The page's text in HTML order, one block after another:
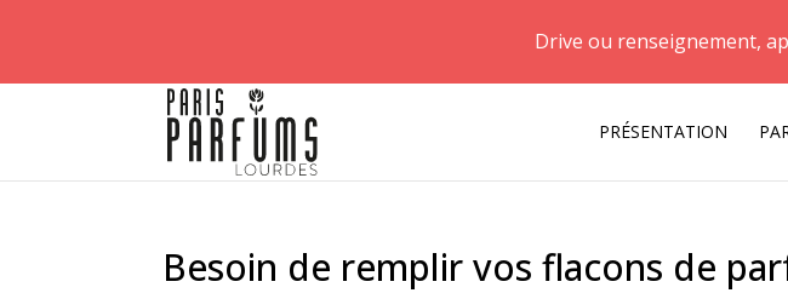
PRÉSENTATION
Besoin de remplir vos flacons de
Drive ou renseignement,